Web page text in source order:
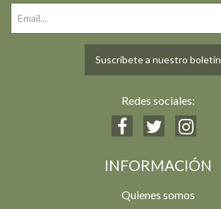
Suscríbete a nuestro boletín
Redes sociales:
INFORMACIÓN
Quienes somos